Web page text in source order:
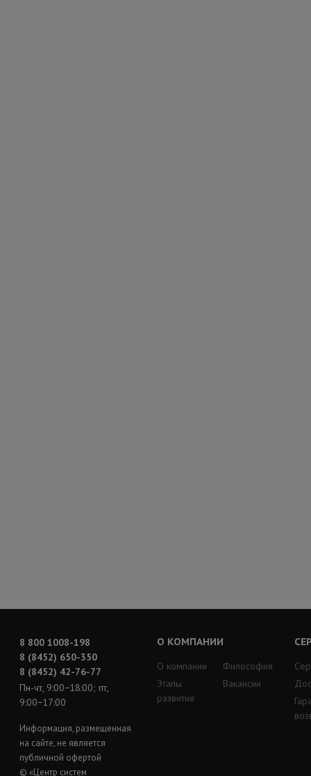
8 800 1008-198
8 (8452) 650-350
8 (8452) 42-76-77
Пн-чт, 9:00−18:00; пт,
9:00−17:00
Информация, размещенная
на сайте, не является
публичной офертой
© «Центр систем
О КОМПАНИИ
О компании
Этапы
развития
Философия
Вакансии